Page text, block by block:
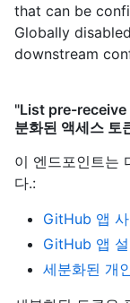
that can be
Globally
downstream
"List pre-
분화된 액세스 토
이 엔드포인트는
다.:
GitHub 앱
GitHub 앱
세분화된 개